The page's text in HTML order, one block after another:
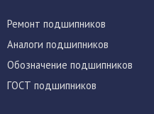
Ремонт подшипников
Аналоги подшипников
Обозначение подшипников
ГОСТ подшипников